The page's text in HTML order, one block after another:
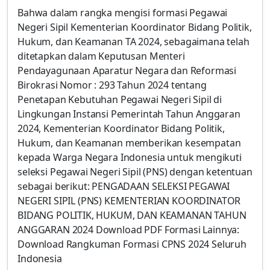
Bahwa dalam rangka mengisi formasi Pegawai
Negeri Sipil Kementerian Koordinator Bidang Politik,
Hukum, dan Keamanan TA 2024, sebagaimana telah
ditetapkan dalam Keputusan Menteri
Pendayagunaan Aparatur Negara dan Reformasi
Birokrasi Nomor : 293 Tahun 2024 tentang
Penetapan Kebutuhan Pegawai Negeri Sipil di
Lingkungan Instansi Pemerintah Tahun Anggaran
2024, Kementerian Koordinator Bidang Politik,
Hukum, dan Keamanan memberikan kesempatan
kepada Warga Negara Indonesia untuk mengikuti
seleksi Pegawai Negeri Sipil (PNS) dengan ketentuan
sebagai berikut: PENGADAAN SELEKSI PEGAWAI
NEGERI SIPIL (PNS) KEMENTERIAN KOORDINATOR
BIDANG POLITIK, HUKUM, DAN KEAMANAN TAHUN
ANGGARAN 2024 Download PDF Formasi Lainnya:
Download Rangkuman Formasi CPNS 2024 Seluruh
Indonesia